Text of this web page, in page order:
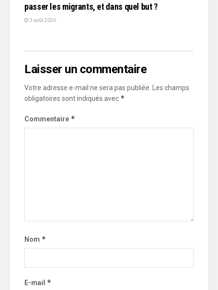
passer les migrants, et dans quel but ?
3 août 2026
Laisser un commentaire
Votre adresse e-mail ne sera pas publiée.
Les champs
obligatoires sont indiqués avec *
Commentaire *
Nom *
E-mail *